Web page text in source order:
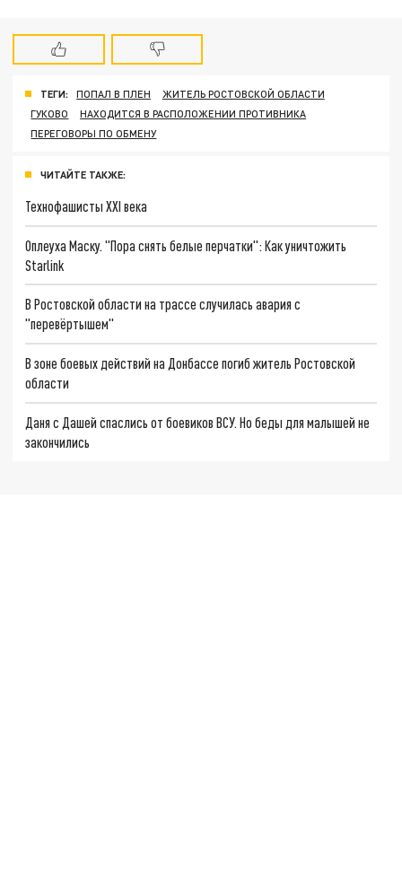
ТЕГИ: ПОПАЛ В ПЛЕН
ЖИТЕЛЬ РОСТОВСКОЙ ОБЛАСТИ
ГУКОВО
НАХОДИТСЯ В РАСПОЛОЖЕНИИ ПРОТИВНИКА
ПЕРЕГОВОРЫ ПО ОБМЕНУ
ЧИТАЙТЕ ТАКЖЕ:
Технофашисты XXI века
Оплеуха Маску. "Пора снять белые перчатки": Как уничтожить
Starlink
В Ростовской области на трассе случилась авария с
"перевёртышем"
В зоне боевых действий на Донбассе погиб житель Ростовской
области
Даня с Дашей спаслись от боевиков ВСУ. Но беды для малышей не
закончились